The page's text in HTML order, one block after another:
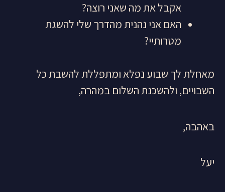
אקבל את מה שאני רוצה?
האם אני נהנית מהדרך שלי להשגת
מטרותיי?
מאחלת לך שבוע נפלא ומתפללת להשבת כל
השבויים, ולהשכנת השלום במהרה,
באהבה,
יעל